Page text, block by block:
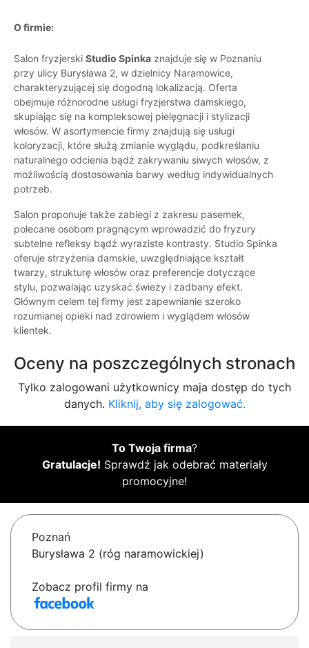
O firmie:
Salon fryzjerski Studio Spinka znajduje się w Poznaniu
przy ulicy Burysława 2, w dzielnicy Naramowice,
charakteryzującej się dogodną lokalizacją. Oferta
obejmuje różnorodne usługi fryzjerstwa damskiego,
skupiając się na kompleksowej pielęgnacji i stylizacji
włosów. W asortymencie firmy znajdują się usługi
koloryzacji, które służą zmianie wyglądu, podkreślaniu
naturalnego odcienia bądź zakrywaniu siwych włosów, z
możliwością dostosowania barwy według indywidualnych
potrzeb.
Salon proponuje także zabiegi z zakresu pasemek,
polecane osobom pragnącym wprowadzić do fryzury
subtelne refleksy bądź wyraziste kontrasty. Studio Spinka
oferuje strzyżenia damskie, uwzględniające kształt
twarzy, strukturę włosów oraz preferencje dotyczące
stylu, pozwalając uzyskać świeży i zadbany efekt.
Głównym celem tej firmy jest zapewnianie szeroko
rozumianej opieki nad zdrowiem i wyglądem włosów
klientek.
Oceny na poszczególnych stronach
Tylko zalogowani użytkownicy maja dostęp do tych
danych. Kliknij, aby się zalogować.
To Twoja firma?
Gratulacje! Sprawdź jak odebrać materiały
promocyjne!
Poznań
Burysława 2 (róg naramowickiej)
Zobacz profil firmy na